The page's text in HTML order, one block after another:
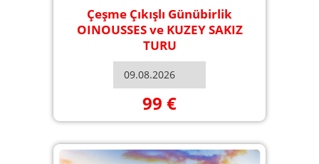
Çeşme Çıkışlı Günübirlik
OINOUSSES ve KUZEY SAKIZ
TURU
99 €